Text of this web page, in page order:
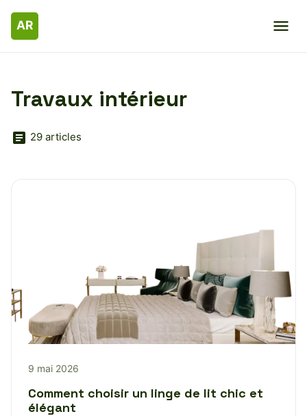
Travaux intérieur
29 articles
9 mai 2026
Comment choisir un linge de lit chic et
élégant